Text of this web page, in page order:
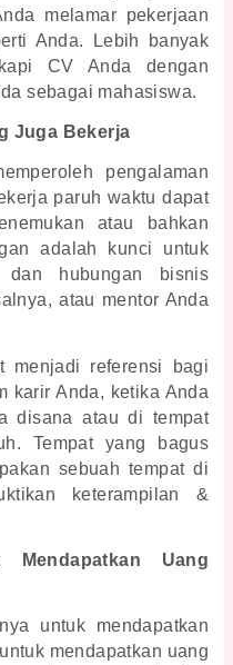
melamar pekerjaan
Anda. Lebih banyak
CV Anda dengan
sebagai mahasiswa.
Juga Bekerja
pengalaman
paruh waktu dapat
atau bahkan
adalah kunci untuk
dan hubungan bisnis
atau mentor Anda
menjadi referensi bagi
karir Anda, ketika Anda
disana atau di tempat
Tempat yang bagus
sebuah tempat di
keterampilan &
Uang
untuk mendapatkan
mendapatkan uang